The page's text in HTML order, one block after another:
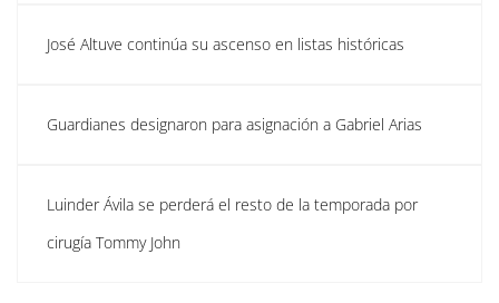
José Altuve continúa su ascenso en listas históricas
Guardianes designaron para asignación a Gabriel Arias
Luinder Ávila se perderá el resto de la temporada por
cirugía Tommy John